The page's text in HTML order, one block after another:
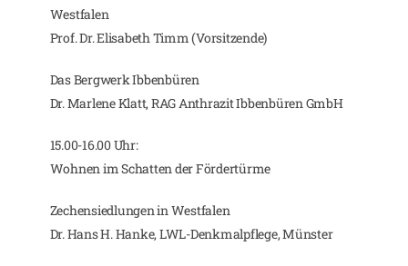
Westfalen
Prof. Dr. Elisabeth Timm (Vorsitzende)
Das Bergwerk Ibbenbüren
Dr. Marlene Klatt, RAG Anthrazit Ibbenbüren GmbH
15.00-16.00 Uhr:
Wohnen im Schatten der Fördertürme
Zechensiedlungen in Westfalen
Dr. Hans H. Hanke, LWL-Denkmalpflege, Münster